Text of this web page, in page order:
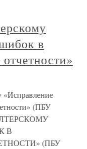
в
«Исправление
(ПБУ
В
(ПБУ